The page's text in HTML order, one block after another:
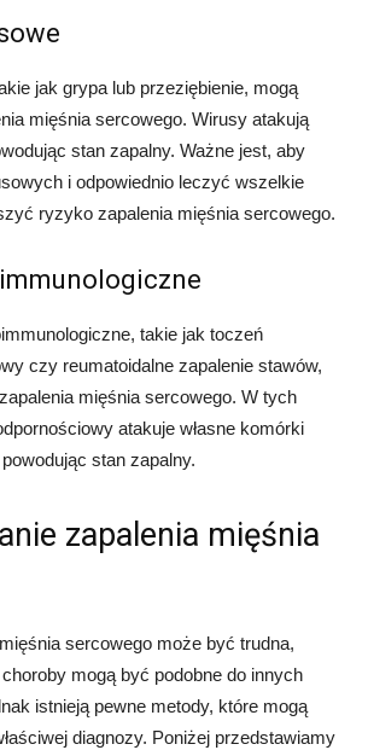
jak grypa lub przeziębienie, mogą
mięśnia sercowego. Wirusy atakują
stan zapalny. Ważne jest, aby
i odpowiednio leczyć wszelkie
ryzyko zapalenia mięśnia sercowego.
takie jak toczeń
czy reumatoidalne zapalenie stawów,
mięśnia sercowego. W tych
atakuje własne komórki
stan zapalny.
zapalenia mięśnia
sercowego może być trudna,
mogą być podobne do innych
istnieją pewne metody, które mogą
diagnozy. Poniżej przedstawiamy